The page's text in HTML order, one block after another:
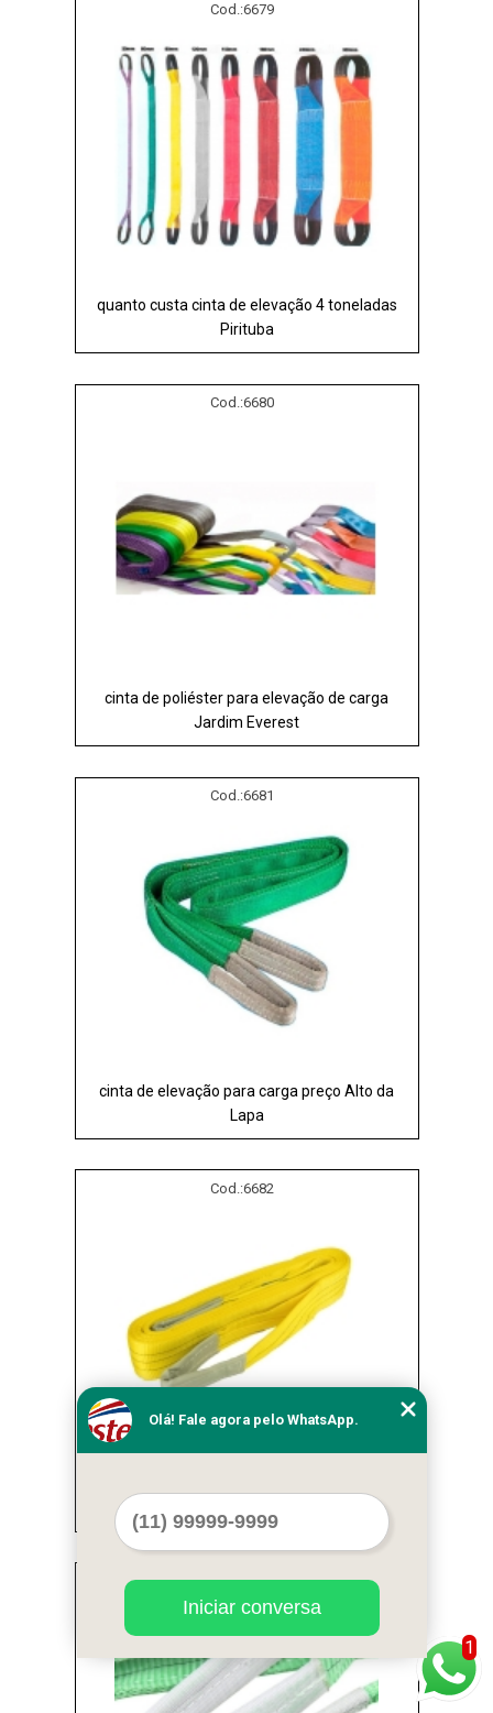
Cod.:6679
quanto custa cinta de elevação 4 toneladas
Pirituba
Cod.:6680
cinta de poliéster para elevação de carga
Jardim Everest
Cod.:6681
cinta de elevação para carga preço Alto da
Lapa
Cod.:6682
Cod.:6683
1
Olá! Fale agora pelo WhatsApp.
Iniciar conversa